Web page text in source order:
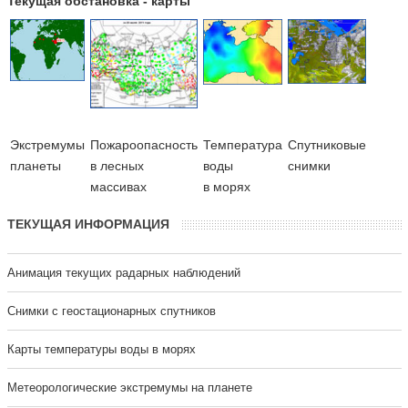
Экстремумы
планеты
Пожароопасность
в лесных
массивах
Температура
воды
в морях
Cпутниковые
снимки
ТЕКУЩАЯ ИНФОРМАЦИЯ
Анимация текущих радарных наблюдений
Cнимки с геостационарных спутников
Карты температуры воды в морях
Метеорологические экстремумы на планете